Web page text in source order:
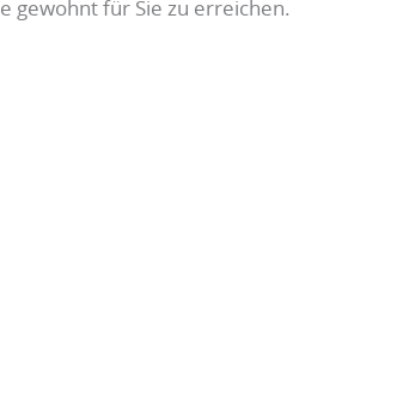
gewohnt für Sie zu erreichen.